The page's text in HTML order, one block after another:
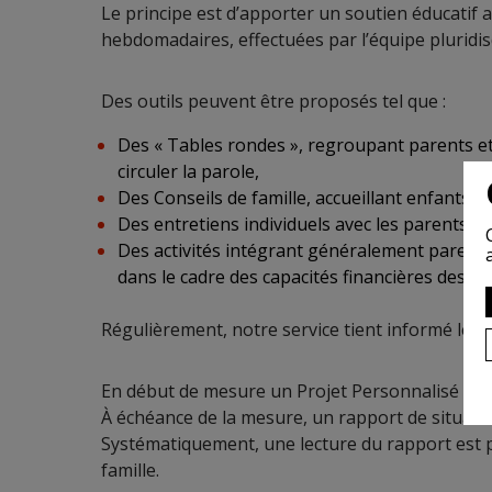
Le principe est d’apporter un soutien éducatif
hebdomadaires, effectuées par l’équipe
Des outils peuvent être proposés tel que :
Des « Tables rondes », regroupant parents
circuler la parole,
Des Conseils de famille, accueillant enfants,
Des entretiens individuels avec les parents ou
Des activités intégrant généralement
dans le cadre des capacités financières des
Régulièrement, notre service tient informé le
En début de mesure un Projet Personnalisé de
À échéance de la mesure, un rapport de
Systématiquement, une lecture du rapport est
famille.